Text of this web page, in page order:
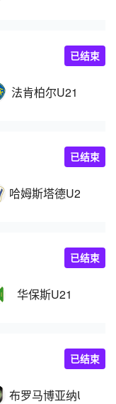
法肯柏尔U21
已结束
哈姆斯塔德U21
已结束
华保斯U21
已结束
布罗马博亚纳U21
已结束